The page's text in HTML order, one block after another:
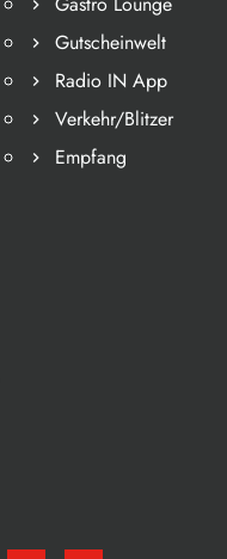
Gutscheinwelt
Radio IN App
Verkehr/Blitzer
Empfang